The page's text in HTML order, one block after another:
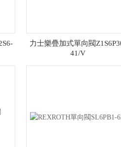
力士樂疊加式單向閥
41/V